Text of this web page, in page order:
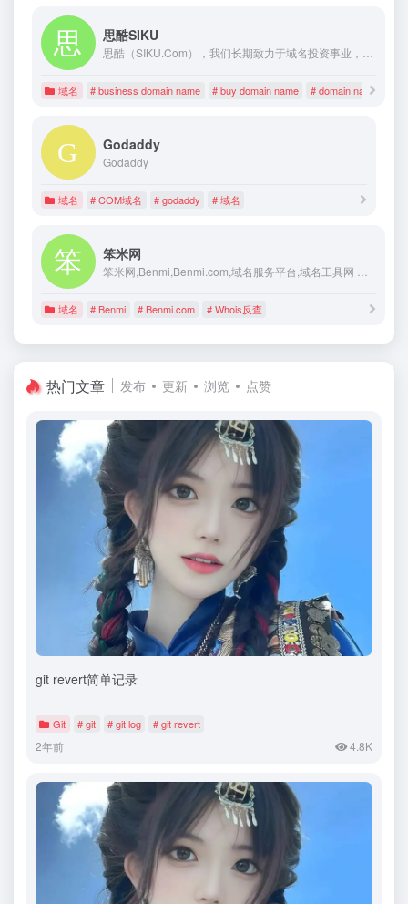
思酷SIKU
域名 # business domain name # buy domain name # domain name
Godaddy
Godaddy
域名 # COM域名 # godaddy # 域名
笨米网
域名 # Benmi # Benmi.com # Whois反查
热门文章 发布 更新 浏览 点赞
git revert简单记录
Git # git # git log # git revert
2年前 4.8K